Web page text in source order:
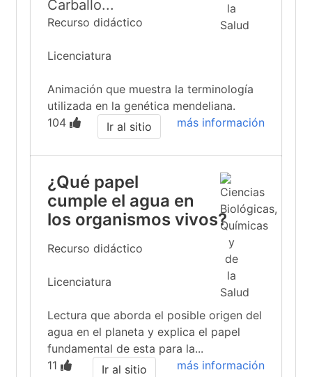
Carballo...
Recurso didáctico
Licenciatura
Animación que muestra la terminología
utilizada en la genética mendeliana.
104
más información
Ir al sitio
¿Qué papel
cumple el agua en
los organismos vivos?
Recurso didáctico
Licenciatura
Lectura que aborda el posible origen del
agua en el planeta y explica el papel
fundamental de esta para la...
11
más información
Ir al sitio